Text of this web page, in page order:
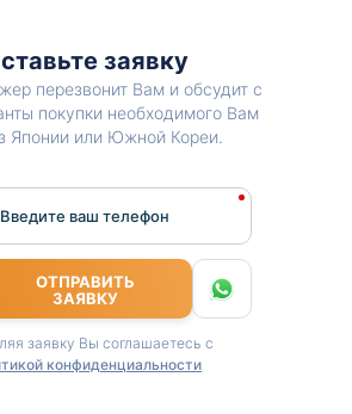
заявку
перезвонит Вам и обсудит с
покупки необходимого Вам
Японии или Южной Кореи.
Введите ваш телефон
ОТПРАВИТЬ
ЗАЯВКУ
заявку Вы соглашаетесь с
конфиденциальности